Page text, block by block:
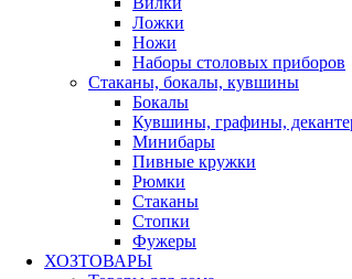
Ложки
Ножи
Наборы столовых приборов
Стаканы, бокалы, кувшины
Бокалы
Кувшины, графины,
Минибары
Пивные кружки
Рюмки
Стаканы
Стопки
Фужеры
ХОЗТОВАРЫ